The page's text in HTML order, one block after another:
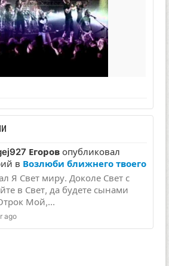
Егоров опубликовал
в Возлюби ближнего твоего
Я Свет миру. Доколе Свет с
в Свет, да будете сынами
Мой,...
ago